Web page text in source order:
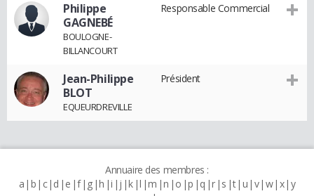
Philippe
GAGNEBÉ
BOULOGNE-
BILLANCOURT
Responsable Commercial
Jean-Philippe
BLOT
EQUEURDREVILLE
Président
Annuaire des membres :
a b c d e f g h i j k l m n o p q r s t u v w x y